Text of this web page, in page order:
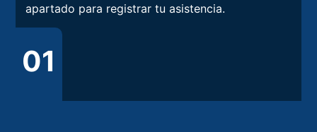
apartado para registrar tu asistencia.
01